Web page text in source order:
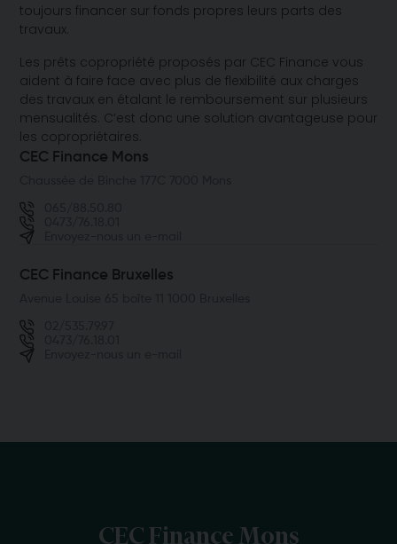
toujours financer sur fonds propres leurs parts des
travaux.
Les prêts copropriété proposés par CEC Finance vous
aident à faire face avec plus de flexibilité aux charges
des travaux en étalant le remboursement sur plusieurs
mensualités. C’est donc une solution avantageuse pour
les copropriétaires.
CEC Finance Mons
CEC Finance Bruxelles
CEC Finance Mons